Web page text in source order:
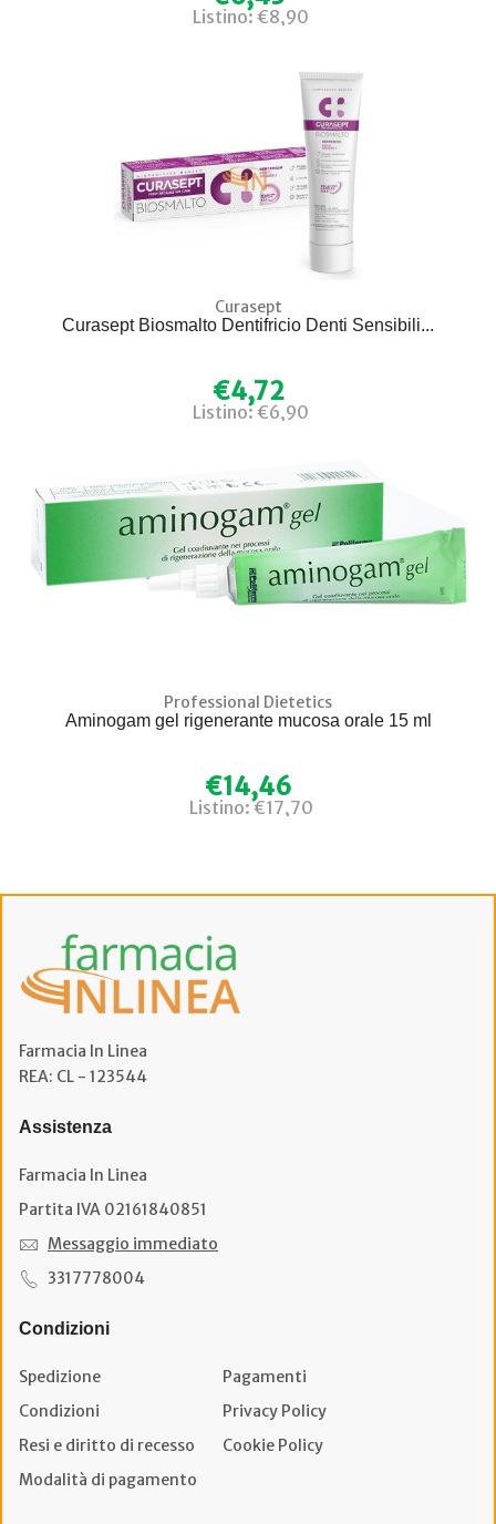
Listino: €8,90
Curasept
Curasept Biosmalto Dentifricio Denti Sensibili...
€4,72
Listino: €6,90
Professional Dietetics
Aminogam gel rigenerante mucosa orale 15 ml
€14,46
Listino: €17,70
Farmacia In Linea
REA: CL - 123544
Assistenza
Farmacia In Linea
Partita IVA 02161840851
Messaggio immediato
3317778004
Condizioni
Spedizione
Pagamenti
Condizioni
Privacy Policy
Resi e diritto di recesso
Cookie Policy
Modalità di pagamento